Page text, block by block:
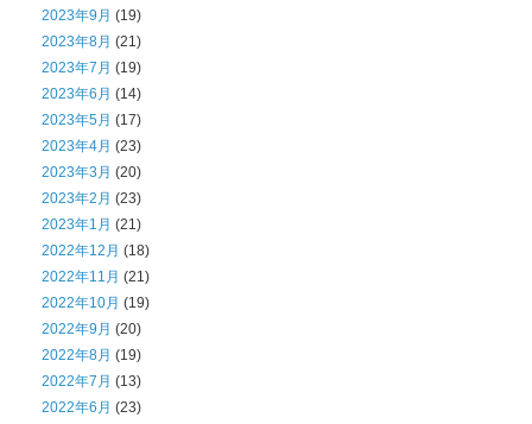
2023年9月 (19)
2023年8月 (21)
2023年7月 (19)
2023年6月 (14)
2023年5月 (17)
2023年4月 (23)
2023年3月 (20)
2023年2月 (23)
2023年1月 (21)
2022年12月 (18)
2022年11月 (21)
2022年10月 (19)
2022年9月 (20)
2022年8月 (19)
2022年7月 (13)
2022年6月 (23)